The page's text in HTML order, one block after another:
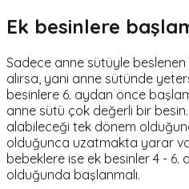
Ek besinlere
Sadece anne sütüyle
alırsa, yani anne sütünde
besinlere 6. aydan önce
anne sütü çok değerli bir
alabileceği tek dönem
olduğunca uzatmakta yarar
bebeklere ise ek besinler 4 - 6.
olduğunda başlanmalı.